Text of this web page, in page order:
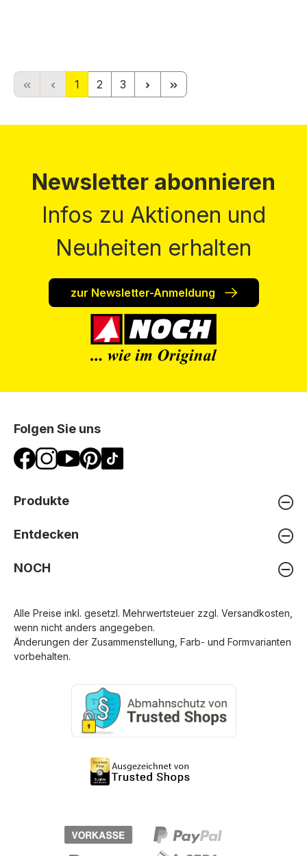
Seite
1 Seite
2 Seite
3
Newsletter abonnieren
Infos zu Aktionen und
Neuheiten erhalten
zur Newsletter-Anmeldung
Folgen Sie uns
Produkte
Entdecken
NOCH
Alle Preise inkl. gesetzl. Mehrwertsteuer zzgl. Versandkosten
wenn nicht anders angegeben.
Änderungen der Zusammenstellung, Farb- und Formvarianten
vorbehalten.